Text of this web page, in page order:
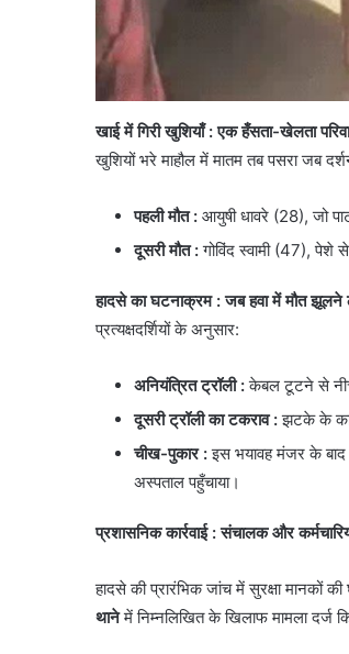
खाई में गिरी खुशियाँ : एक हँसता-खेलता
खुशियों भरे माहौल में मातम तब पसरा जब
पहली मौत : आयुषी धावरे (28), जो
दूसरी मौत :गोविंद स्वामी (47), पेशे
हादसे का घटनाक्रम : जब हवा में मौत झूलने
प्रत्यक्षदर्शियों के अनुसार:
अनियंत्रित ट्रॉली :केबल टूटने से नीचे
दूसरी ट्रॉली का टकराव :झटके के
चीख-पुकार :इस भयावह मंजर के बाद
अस्पताल पहुँचाया।
प्रशासनिक कार्रवाई : संचालक और
​हादसे की प्रारंभिक जांच में सुरक्षा
थानेमें निम्नलिखित के खिलाफ मामला दर्ज